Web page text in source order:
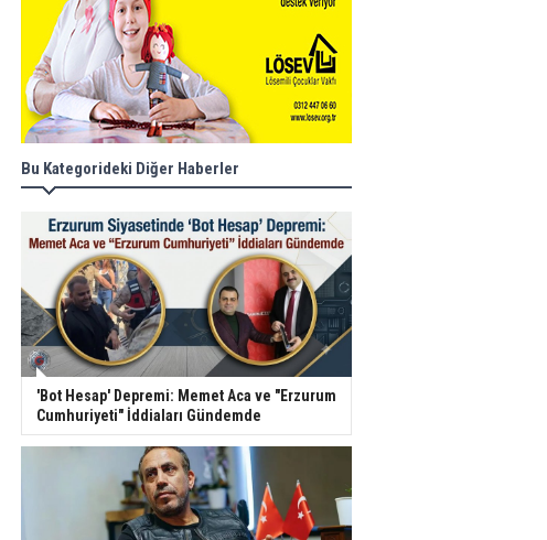
Bu Kategorideki Diğer Haberler
'Bot Hesap' Depremi: Memet Aca ve "Erzurum
Cumhuriyeti" İddiaları Gündemde